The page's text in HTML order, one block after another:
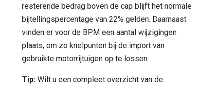
resterende bedrag boven de cap blijft het normale
bijtellingspercentage van 22% gelden. Daarnaast
vinden er voor de BPM een aantal wijzigingen
plaats, om zo knelpunten bij de import van
gebruikte motorrijtuigen op te lossen.
Tip: Wilt u een compleet overzicht van de